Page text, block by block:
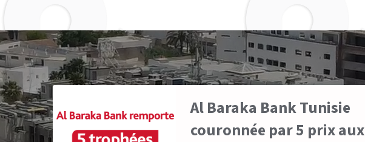
Al Baraka Bank Tunisie
couronnée par 5 prix aux